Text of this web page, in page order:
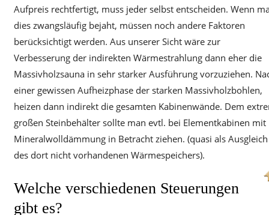
Aufpreis rechtfertigt, muss jeder selbst entscheiden. Wenn
dies zwangsläufig bejaht, müssen noch andere Faktoren
berücksichtigt werden. Aus unserer Sicht wäre zur
Verbesserung der indirekten Wärmestrahlung dann eher die
Massivholzsauna in sehr starker Ausführung vorzuziehen.
einer gewissen Aufheizphase der starken Massivholzbohlen,
heizen dann indirekt die gesamten Kabinenwände. Dem
großen Steinbehälter sollte man evtl. bei Elementkabinen mit
Mineralwolldämmung in Betracht ziehen. (quasi als Ausgleich
des dort nicht vorhandenen Wärmespeichers).
Welche verschiedenen Steuerungen
gibt es?